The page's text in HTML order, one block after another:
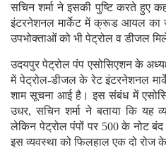
सचिन शर्मा ने इसकी पुष्टि करते हुए
इंटरनेशनल मार्केट में क्रूड आयल का
उपभोक्ताओं को भी पेट्रोल व डीजल
उदयपुर पेट्रोल पंप एसोसिएशन के
में पेट्रोल-डीजल के रेट इंटरनेशनल
शाम सूचना आई है। इस संबंध में
उधर, सचिन शर्मा ने बताया कि यह
लेकिन पेट्रोल पंपों पर 500 के
इस व्यवस्था को फिलहाल एक दो रोज के